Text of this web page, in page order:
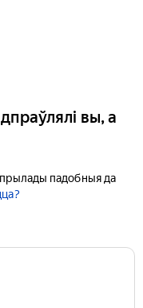
вы, а
падобныя да